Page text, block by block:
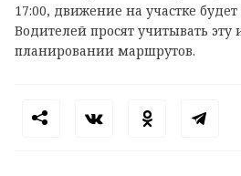
17:00, движение на участке
Водителей просят учитывать
планировании маршрутов.